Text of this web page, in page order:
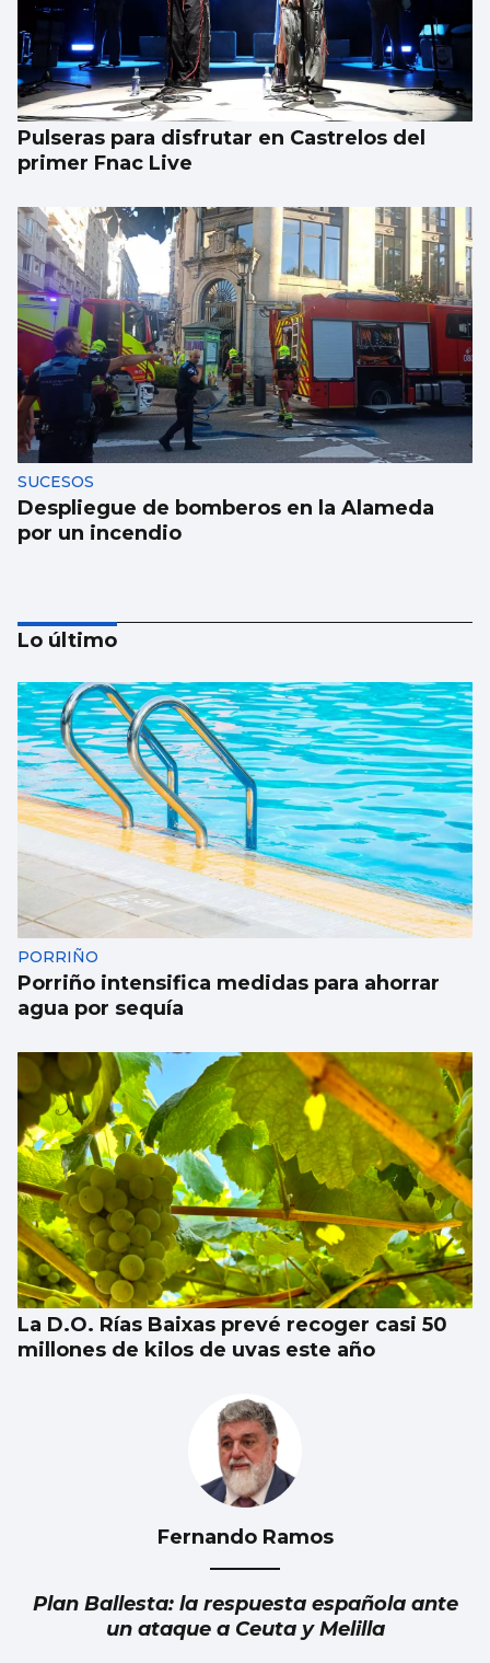
Pulseras para disfrutar en Castrelos del
primer Fnac Live
SUCESOS
Despliegue de bomberos en la Alameda
por un incendio
FÁBRICA
La planta de chips fotónicos Sparc moviliza
110 millones
Lo último
PORRIÑO
Porriño intensifica medidas para ahorrar
agua por sequía
La D.O. Rías Baixas prevé recoger casi 50
millones de kilos de uvas este año
Fernando Ramos
Plan Ballesta: la respuesta española ante
un ataque a Ceuta y Melilla